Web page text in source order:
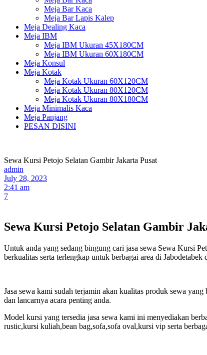
Meja Bar Kaca
Meja Bar Lapis Kalep
Meja Dealing Kaca
Meja IBM
Meja IBM Ukuran 45X180CM
Meja IBM Ukuran 60X180CM
Meja Konsul
Meja Kotak
Meja Kotak Ukuran 60X120CM
Meja Kotak Ukuran 80X120CM
Meja Kotak Ukuran 80X180CM
Meja Minimalis Kaca
Meja Panjang
PESAN DISINI
Sewa Kursi Petojo Selatan Gambir Jakarta Pusat
admin
July 28, 2023
2:41 am
7
Sewa Kursi Petojo Selatan Gambir
Untuk anda yang sedang bingung cari jasa sewa Sewa Kursi
berkualitas serta terlengkap untuk berbagai area di Jabodetabek
Jasa sewa kami sudah terjamin akan kualitas produk sewa
dan lancarnya acara penting anda.
Model kursi yang tersedia jasa sewa kami ini menyediakan
rustic,kursi kuliah,bean bag,sofa,sofa oval,kursi vip serta